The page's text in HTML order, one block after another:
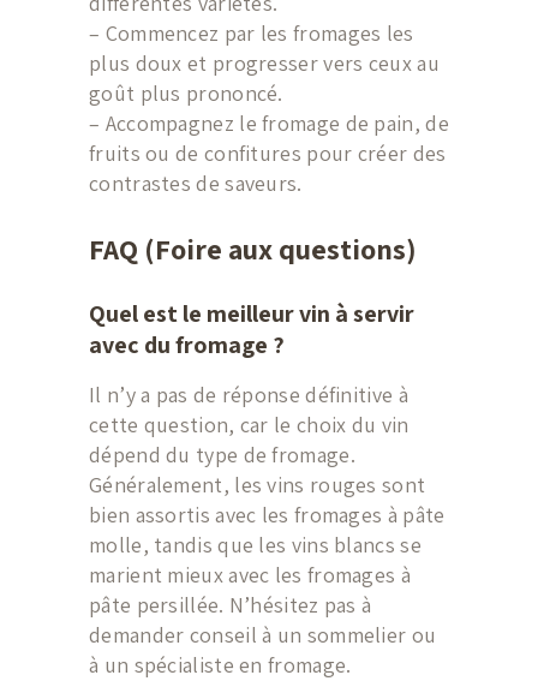
– Commencez par les fromages les
plus doux et progresser vers ceux au
goût plus prononcé.
– Accompagnez le fromage de pain, de
fruits ou de confitures pour créer des
contrastes de saveurs.
FAQ (Foire aux questions)
Quel est le meilleur vin à servir
avec du fromage ?
Il n’y a pas de réponse définitive à
cette question, car le choix du vin
dépend du type de fromage.
Généralement, les vins rouges sont
bien assortis avec les fromages à pâte
molle, tandis que les vins blancs se
marient mieux avec les fromages à
pâte persillée. N’hésitez pas à
demander conseil à un sommelier ou
à un spécialiste en fromage.